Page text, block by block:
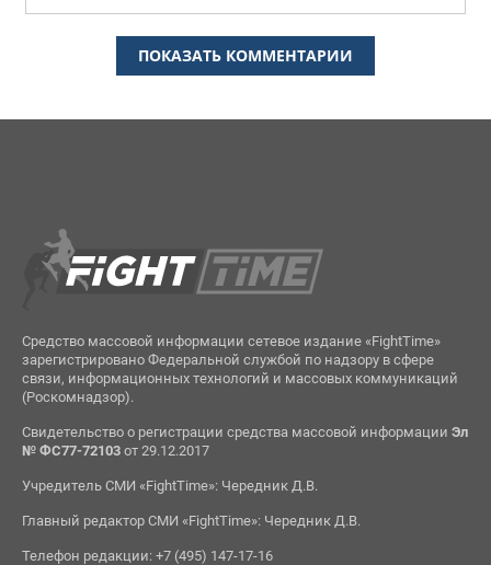
ПОКАЗАТЬ КОММЕНТАРИИ
Средство массовой информации сетевое издание «FightTime»
зарегистрировано Федеральной службой по надзору в сфере
связи, информационных технологий и массовых коммуникаций
(Роскомнадзор).
Свидетельство о регистрации средства массовой информации Эл
№ ФС77-72103от 29.12.2017
Учредитель СМИ «FightTime»: Чередник Д.В.
Главный редактор СМИ «FightTime»: Чередник Д.В.
Телефон редакции: +7 (495) 147-17-16